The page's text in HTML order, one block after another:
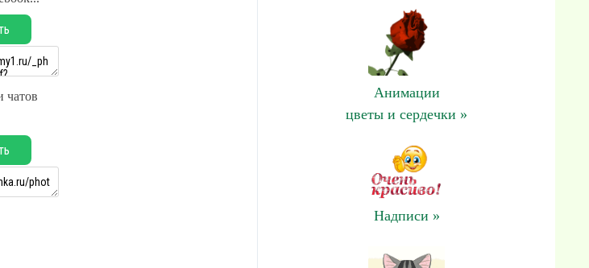
чатов
Анимации
цветы и сердечки »
Надписи »